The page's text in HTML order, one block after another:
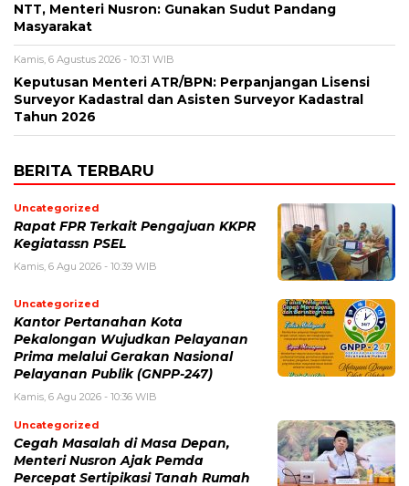
NTT, Menteri Nusron: Gunakan Sudut Pandang
Masyarakat
Kamis, 6 Agustus 2026 - 10:31 WIB
Keputusan Menteri ATR/BPN: Perpanjangan Lisensi
Surveyor Kadastral dan Asisten Surveyor Kadastral
Tahun 2026
BERITA TERBARU
Uncategorized
Rapat FPR Terkait Pengajuan KKPR
Kegiatassn PSEL
Kamis, 6 Agu 2026 - 10:39 WIB
Uncategorized
Kantor Pertanahan Kota
Pekalongan Wujudkan Pelayanan
Prima melalui Gerakan Nasional
Pelayanan Publik (GNPP-247)
Kamis, 6 Agu 2026 - 10:36 WIB
Uncategorized
Cegah Masalah di Masa Depan,
Menteri Nusron Ajak Pemda
Percepat Sertipikasi Tanah Rumah